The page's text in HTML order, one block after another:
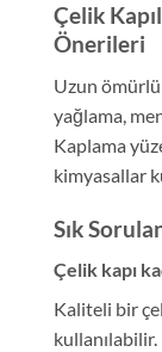
Çelik
Önerileri
Uzun ömürlü
yağlama,
Kaplama
kimyasallar
Sık
Çelik kapı
Kaliteli bir
kullanılabilir.